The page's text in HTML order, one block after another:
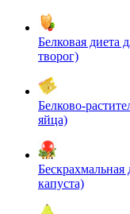
Белковая диета
творог)
Белково-
яйца)
Бескрахмальная
капуста)